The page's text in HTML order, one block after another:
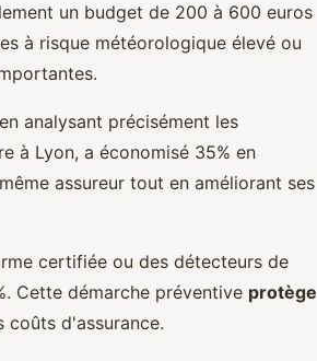
un budget de 200 à 600 euros
à risque météorologique élevé ou
analysant précisément les
à Lyon, a économisé 35% en
assureur tout en améliorant ses
certifiée ou des détecteurs de
Cette démarche préventive protège
d'assurance.